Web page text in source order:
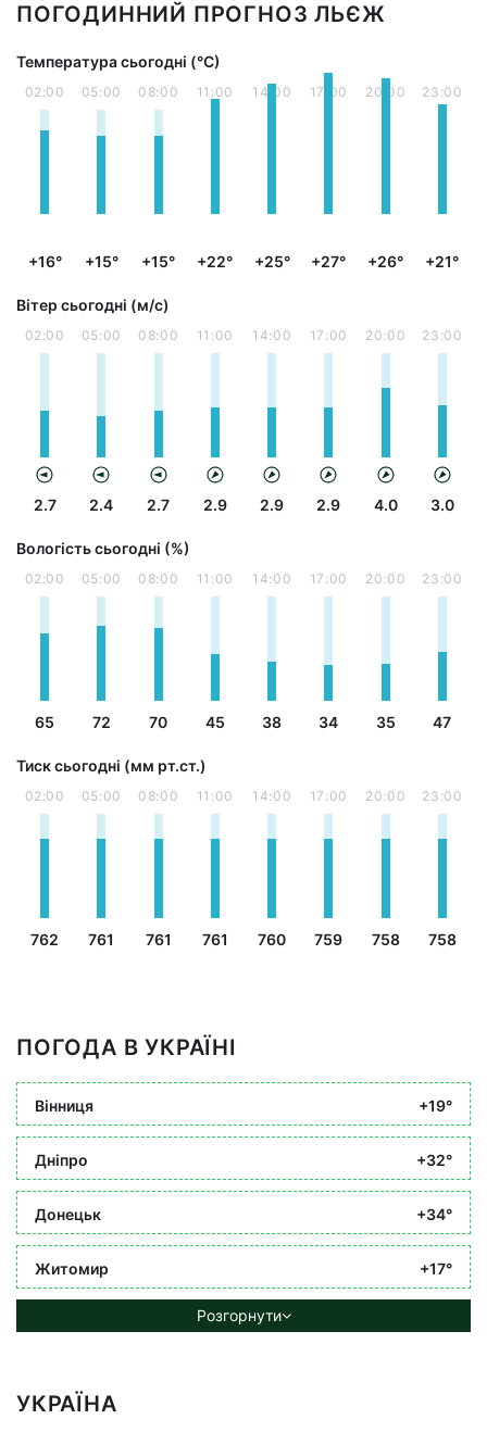
ПОГОДИННИЙ ПРОГНОЗ ЛЬЄЖ
Температура сьогодні (°С)
02:00
+16°
05:00
+15°
08:00
+15°
11:00
+22°
14:00
+25°
17:00
+27°
20:00
+26°
23:00
+21°
Вітер сьогодні (м/с)
02:00
2.7
05:00
2.4
08:00
2.7
11:00
2.9
14:00
2.9
17:00
2.9
20:00
4.0
23:00
3.0
Вологість сьогодні (%)
02:00
65
05:00
72
08:00
70
11:00
45
14:00
38
17:00
34
20:00
35
23:00
47
Тиск сьогодні (мм рт.ст.)
02:00
762
05:00
761
08:00
761
11:00
761
14:00
760
17:00
759
20:00
758
23:00
758
ПОГОДА В УКРАЇНІ
Вінниця +19°
Дніпро +32°
Донецьк +34°
Житомир +17°
Розгорнути
УКРАЇНА